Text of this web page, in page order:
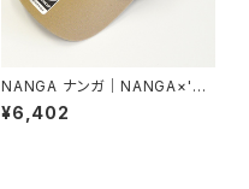
NANGA ナンガ｜NANGA×'47
コットンキャップ｜ユニセックス
n2502-3a100z カーキー
¥6,402